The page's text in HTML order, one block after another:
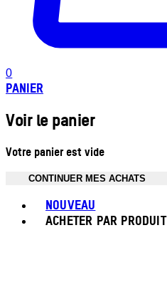
0
PANIER
Voir le panier
Votre panier est vide
CONTINUER MES ACHATS
NOUVEAU
ACHETER PAR PRODUIT